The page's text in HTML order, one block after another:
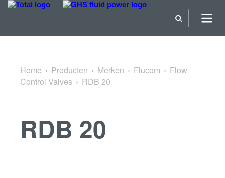
Terug naar Flow Control Valves
Home Producten Merken Flucom
Flow
Control Valves
RDB 20
RDB 20